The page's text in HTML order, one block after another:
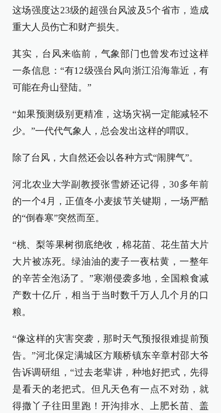
这场强度达23级的超强台风波及5个省市，造成
重大人员伤亡和财产损失。
其实，台风来临前，气象部门也曾发布过这样
一条信息：“有12级强台风向浙江沿海靠近，有
可能在舟山登陆。”
“如果预测级别更精准，这场灾祸一定能减轻不
少。”一代代气象人，总会发出这样的喟叹。
除了台风，大自然还会以各种方式“闹脾气”。
河北农业大学副教授张雪娇还记得，30多年前
的一个4月，正值冬小麦拔节关键期，一场严酷
的“倒春寒”突然而至。
“桃、梨等果树彻底绝收，棉花苗、花生苗大片
大片被冻死。绿油油的麦子一夜枯黄，一整年
的辛苦全泡汤了。”寒潮侵袭多地，全国粮食减
产数十亿斤，相当于当时数千万人几个月的口
粮。
“像这样的灾害突袭，那时天气预报很难提前预
告。”河北保定满城区方顺桥镇东辛章村邵大爷
告诉调研组，“过去老辈讲，种地好把式，先得
是看天的老把式。但凡天色有一点不对劲，就
得撒丫子往田里跑！开沟排水、上肥长苗、盖